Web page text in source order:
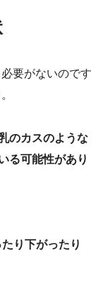
要がないのです
のカスのような
る可能性があり
り下がったり